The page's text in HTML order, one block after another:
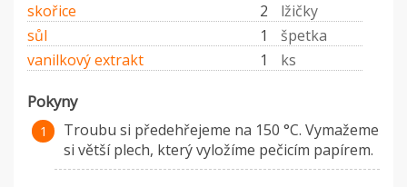
skořice
2
lžičky
sůl
1
špetka
vanilkový extrakt
1 ks
Pokyny
Troubu si předehřejeme na 150 °C. Vymažeme
si větší plech, který vyložíme pečicím papírem.